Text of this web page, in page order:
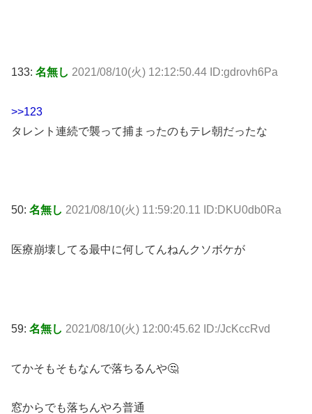
133: 名無し 2021/08/10(火) 12:12:50.44 ID:gdrovh6Pa
>>123
タレント連続で襲って捕まったのもテレ朝だったな
50: 名無し 2021/08/10(火) 11:59:20.11 ID:DKU0db0Ra
医療崩壊してる最中に何してんねんクソボケが
59: 名無し 2021/08/10(火) 12:00:45.62 ID:/JcKccRvd
てかそもそもなんで落ちるんや🤔
窓からでも落ちんやろ普通